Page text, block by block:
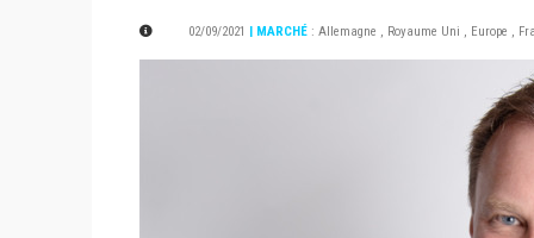
02/09/2021 | MARCHÉ : Allemagne , Royaume Uni , Europe ,